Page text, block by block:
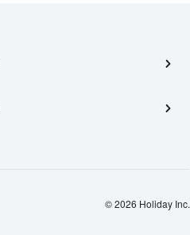
© 2026 Holiday Inc.